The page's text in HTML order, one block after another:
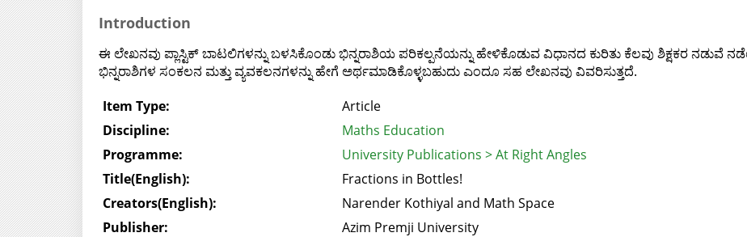
Introduction
ಈ ಲೇಖನವು ಪ್ಲಾಸ್ಟಿಕ್‌ ಬಾಟಲಿಗಳನ್ನು ಬಳಸಿಕೊಂಡು ಭಿನ್ನರಾಶಿಯ ಪರಿಕಲ್ಪನೆಯನ್ನು ಹೇಳಿಕೊಡುವ ವಿಧಾನದ ಕುರಿತು ಕೆಲವು ಶಿಕ್ಷಕರ
ಭಿನ್ನರಾಶಿಗಳ ಸಂಕಲನ ಮತ್ತು ವ್ಯವಕಲನಗಳನ್ನು ಹೇಗೆ ಅರ್ಥಮಾಡಿಕೊಳ್ಳಬಹುದು ಎಂದೂ ಸಹ ಲೇಖನವು ವಿವರಿಸುತ್ತದೆ.
Item Type:
Article
Discipline:
Maths Education
Programme:
University Publications > At Right Angles
Title(English):
Fractions in Bottles!
Creators(English):
Narender Kothiyal and Math Space
Publisher:
Azim Premji University